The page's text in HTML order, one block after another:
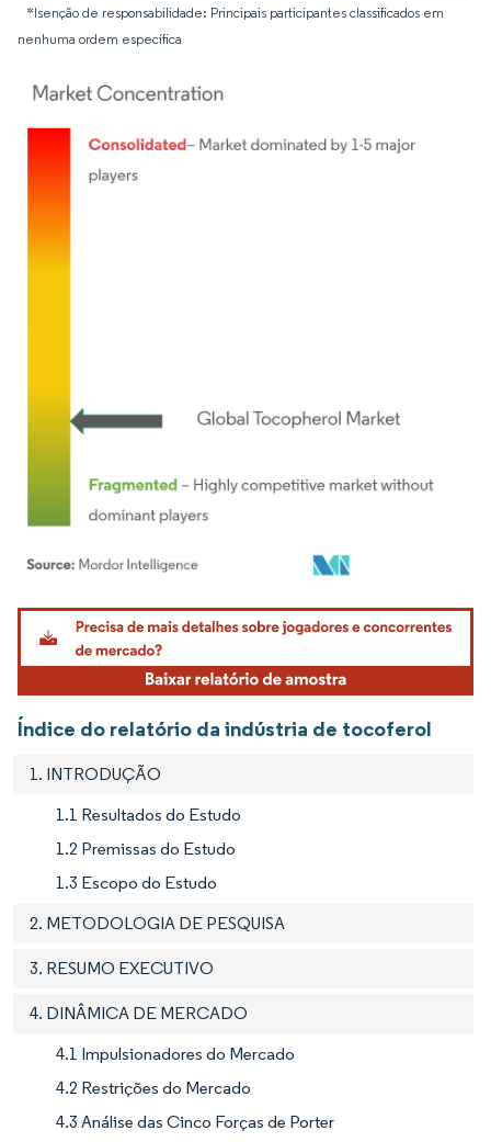
*Isenção de responsabilidade: Principais participantes classificados em
nenhuma ordem específica
Imagem © Mordor Intelligence. O reuso requer atribuição conforme CC BY 4.0.
Índice do relatório da indústria de tocoferol
1. INTRODUÇÃO
1.1 Resultados do Estudo
1.2 Premissas do Estudo
1.3 Escopo do Estudo
2. METODOLOGIA DE PESQUISA
3. RESUMO EXECUTIVO
4. DINÂMICA DE MERCADO
4.1 Impulsionadores do Mercado
4.2 Restrições do Mercado
4.3 Análise das Cinco Forças de Porter